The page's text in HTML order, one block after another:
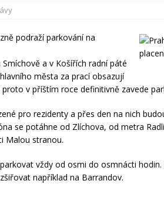
podraží parkování na
a v Košířích radní páté
města za prací obsazují
v příštím roce definitivně zavede
pro rezidenty a přes den na nich
se potáhne od Zlíchova, od metra
Malou stranou.
vždy od osmi do osmnácti
například na Barrandov.